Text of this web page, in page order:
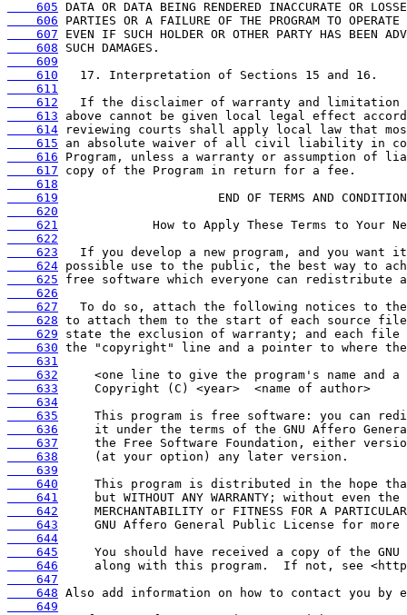
    605
    606
    607
    608
    609
    610
    611
    612
    613
    614
    615
    616
    617
    618
    619
    620
    621
    622
    623
    624
    625
    626
    627
    628
    629
    630
    631
    632
    633
    634
    635
    636
    637
    638
    639
    640
    641
    642
    643
    644
    645
    646
    647
    648
    649